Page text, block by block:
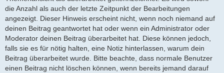
die Anzahl als auch der letzte Zeitpunkt der Bearbeitungen
angezeigt. Dieser Hinweis erscheint nicht, wenn noch niemand auf
deinen Beitrag geantwortet hat oder wenn ein Administrator oder
Moderator deinen Beitrag überarbeitet hat. Diese können jedoch,
falls sie es für nötig halten, eine Notiz hinterlassen, warum dein
Beitrag überarbeitet wurde. Bitte beachte, dass normale Benutzer
einen Beitrag nicht löschen können, wenn bereits jemand darauf